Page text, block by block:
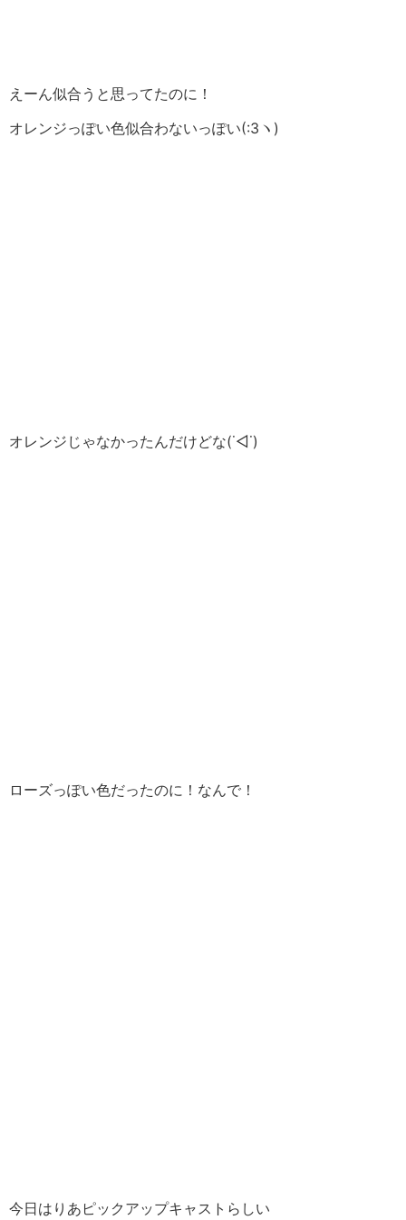
えーん似合うと思ってたのに！
オレンジっぽい色似合わないっぽい(:3ヽ)
オレンジじゃなかったんだけどな(˙◁˙)
ローズっぽい色だったのに！なんで！
今日はりあピックアップキャストらしい